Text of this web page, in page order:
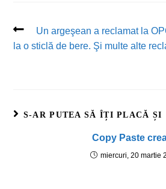
Un argeşean a reclamat la
la o sticlă de bere. Şi multe alte
S-AR PUTEA SĂ ÎȚI PLACĂ ȘI
Copy Paste
miercuri, 20 martie